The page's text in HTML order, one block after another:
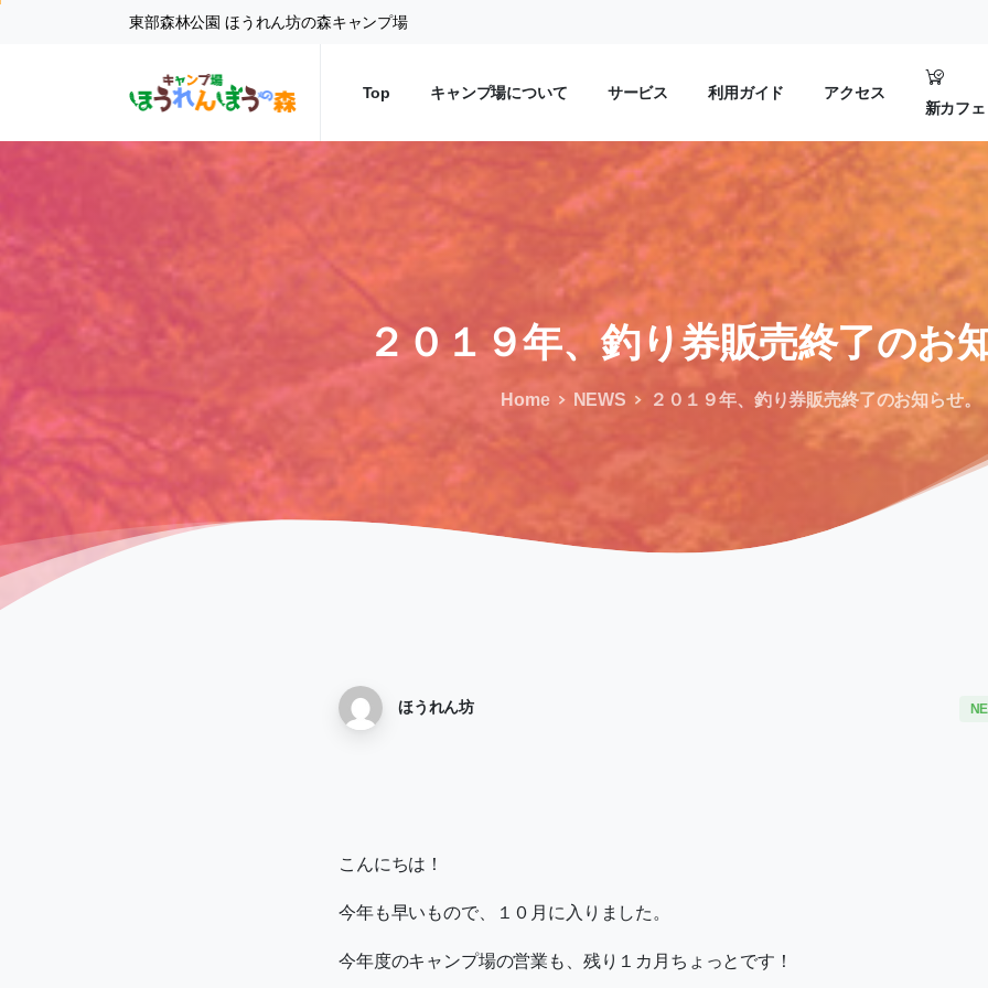
東部森林公園 ほうれん坊の森キャンプ場
Top キャンプ場について サービス 利用ガイド
アクセス
新カフェ
２０１９年、釣り券販売終了のお
Home NEWS ２０１９年、釣り券販売終了のお知らせ。
ほうれん坊
こんにちは！
今年も早いもので、１０月に入りました。
今年度のキャンプ場の営業も、残り１カ月ちょっとです！